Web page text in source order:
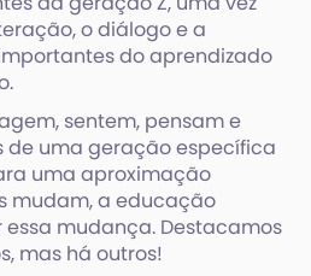
o diálogo e a
do aprendizado
sentem, pensam e
de uma geração específica
uma aproximação
mudam, a educação
mudança. Destacamos
mas há outros!